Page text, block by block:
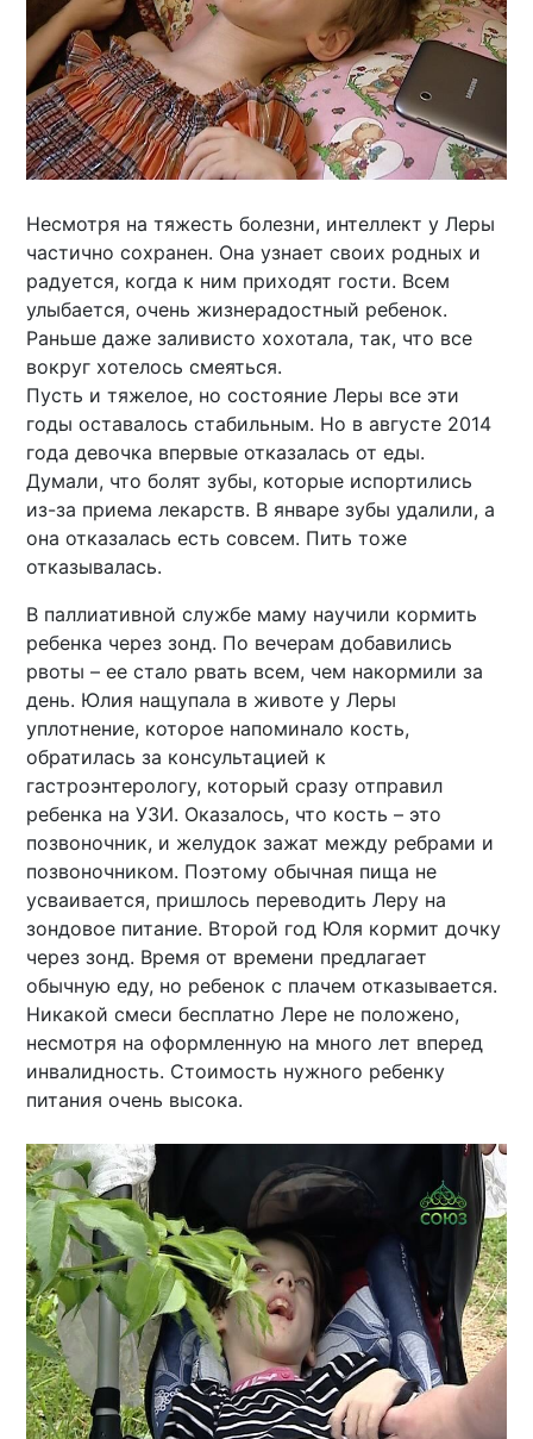
Несмотря на тяжесть болезни, интеллект у Леры
частично сохранен. Она узнает своих родных и
радуется, когда к ним приходят гости. Всем
улыбается, очень жизнерадостный ребенок.
Раньше даже заливисто хохотала, так, что все
вокруг хотелось смеяться.
Пусть и тяжелое, но состояние Леры все эти
годы оставалось стабильным. Но в августе 2014
года девочка впервые отказалась от еды.
Думали, что болят зубы, которые испортились
из-за приема лекарств. В январе зубы удалили, а
она отказалась есть совсем. Пить тоже
отказывалась.
В паллиативной службе маму научили кормить
ребенка через зонд. По вечерам добавились
рвоты – ее стало рвать всем, чем накормили за
день. Юлия нащупала в животе у Леры
уплотнение, которое напоминало кость,
обратилась за консультацией к
гастроэнтерологу, который сразу отправил
ребенка на УЗИ. Оказалось, что кость – это
позвоночник, и желудок зажат между ребрами и
позвоночником. Поэтому обычная пища не
усваивается, пришлось переводить Леру на
зондовое питание. Второй год Юля кормит дочку
через зонд. Время от времени предлагает
обычную еду, но ребенок с плачем отказывается.
Никакой смеси бесплатно Лере не положено,
несмотря на оформленную на много лет вперед
инвалидность. Стоимость нужного ребенку
питания очень высока.